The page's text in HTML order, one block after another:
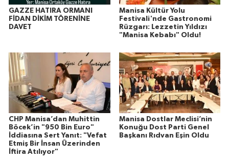
GAZZE HATIRA ORMANI
FİDAN DİKİM TÖRENİNE
DAVET
Manisa Kültür Yolu
Festivali'nde Gastronomi
Rüzgarı: Lezzetin Yıldızı
"Manisa Kebabı" Oldu!
CHP Manisa’dan Muhittin
Böcek’in "950 Bin Euro"
İddiasına Sert Yanıt: "Vefat
Etmiş Bir İnsan Üzerinden
İftira Atılıyor"
Manisa Dostlar Meclisi’nin
Konuğu Dost Parti Genel
Başkanı Rıdvan Eşin Oldu